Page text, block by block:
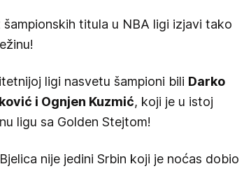
titula u NBA ligi izjavi tako
ligi nasvetu šampioni bili Darko
i Ognjen Kuzmić, koji je u istoj
ligu sa Golden Stejtom!
nije jedini Srbin koji je noćas dobio